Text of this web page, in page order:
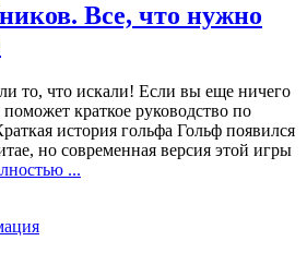
Все, что нужно
то, что искали! Если вы еще ничего
краткое руководство по
история гольфа Гольф появился
но современная версия этой игры
...